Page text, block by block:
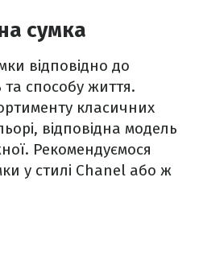
сумка
відповідно до
способу життя.
класичних
відповідна модель
Рекомендуємося
у стилі Chanel або ж